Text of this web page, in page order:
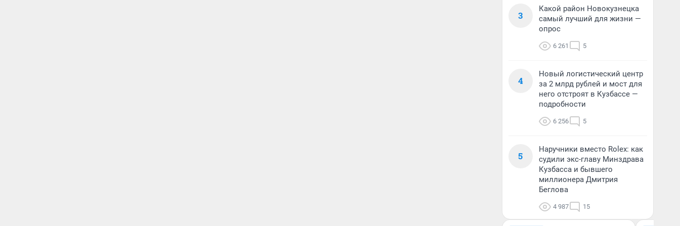
3
Какой район Новокузнецка
самый лучший для жизни —
опрос
6 261 5
4
Новый логистический центр
за 2 млрд рублей и мост для
него отстроят в Кузбассе —
подробности
6 256 5
5
Наручники вместо Rolex: как
судили экс-главу Минздрава
Кузбасса и бывшего
миллионера Дмитрия
Беглова
4 987 15